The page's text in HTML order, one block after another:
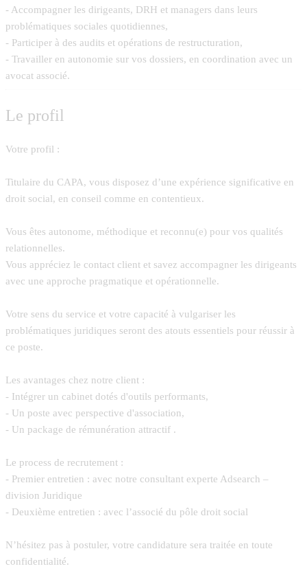
- Accompagner les dirigeants, DRH et managers dans leurs
problématiques sociales quotidiennes,
- Participer à des audits et opérations de restructuration,
- Travailler en autonomie sur vos dossiers, en coordination avec un
avocat associé.
Le profil
Votre profil :
Titulaire du CAPA, vous disposez d’une expérience significative en
droit social, en conseil comme en contentieux.
Vous êtes autonome, méthodique et reconnu(e) pour vos qualités
relationnelles.
Vous appréciez le contact client et savez accompagner les dirigeants
avec une approche pragmatique et opérationnelle.
Votre sens du service et votre capacité à vulgariser les
problématiques juridiques seront des atouts essentiels pour réussir à
ce poste.
Les avantages chez notre client :
- Intégrer un cabinet dotés d'outils performants,
- Un poste avec perspective d'association,
- Un package de rémunération attractif .
Le process de recrutement :
- Premier entretien : avec notre consultant experte Adsearch –
division Juridique
- Deuxième entretien : avec l’associé du pôle droit social
N’hésitez pas à postuler, votre candidature sera traitée en toute
confidentialité.